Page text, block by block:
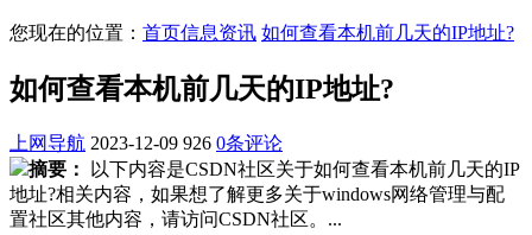
您现在的位置： 首页信息资讯 如何查看本机前几天的IP地址?
如何查看本机前几天的IP地址?
上网导航 2023-12-09 926 0条评论
摘要：
以下内容是CSDN社区关于如何查看本机前几天的IP
地址?相关内容，如果想了解更多关于windows网络管理与配
置社区其他内容，请访问CSDN社区。...